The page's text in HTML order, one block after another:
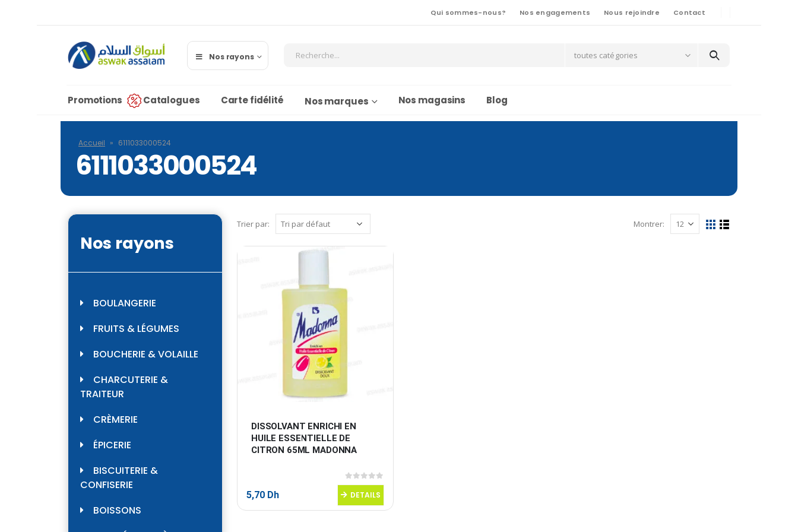
Qui sommes-nous? Nos engagements Nous rejoindre Contact
Nos rayons toutes catégories
Promotions Catalogues Carte fidélité Nos marques Nos magasins Blog
Accueil » 6111033000524
6111033000524
Trier par: Montrer:
DISSOLVANT ENRICHI EN
HUILE ESSENTIELLE DE
CITRON 65ML MADONNA
0sur 5
5,70 Dh DETAILS
Nos rayons
BOULANGERIE
FRUITS & LÉGUMES
BOUCHERIE & VOLAILLE
CHARCUTERIE &
TRAITEUR
CRÈMERIE
ÉPICERIE
BISCUITERIE &
CONFISERIE
BOISSONS